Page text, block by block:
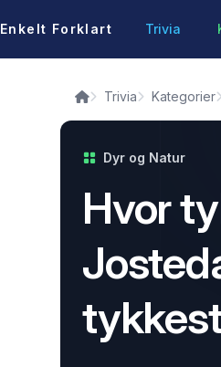
Enkelt Forklart Trivia
Trivia Kategorier
Dyr og Natur
Hvor